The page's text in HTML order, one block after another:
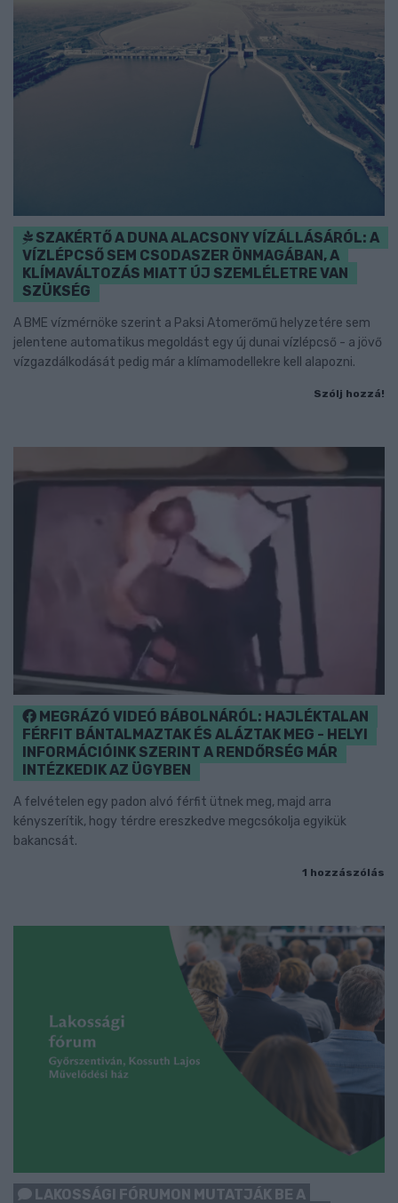
SZAKÉRTŐ A DUNA ALACSONY VÍZÁLLÁSÁRÓL: A
VÍZLÉPCSŐ SEM CSODASZER ÖNMAGÁBAN, A
KLÍMAVÁLTOZÁS MIATT ÚJ SZEMLÉLETRE VAN
SZÜKSÉG
A BME vízmérnöke szerint a Paksi Atomerőmű helyzetére sem
jelentene automatikus megoldást egy új dunai vízlépcső - a jövő
vízgazdálkodását pedig már a klímamodellekre kell alapozni.
Szólj hozzá!
MEGRÁZÓ VIDEÓ BÁBOLNÁRÓL: HAJLÉKTALAN
FÉRFIT BÁNTALMAZTAK ÉS ALÁZTAK MEG - HELYI
INFORMÁCIÓINK SZERINT A RENDŐRSÉG MÁR
INTÉZKEDIK AZ ÜGYBEN
A felvételen egy padon alvó férfit ütnek meg, majd arra
kényszerítik, hogy térdre ereszkedve megcsókolja egyikük
bakancsát.
1 hozzászólás
LAKOSSÁGI FÓRUMON MUTATJÁK BE A